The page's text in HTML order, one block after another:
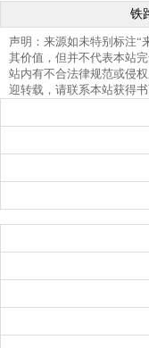
铁
声明：来源如未特别标注“
其价值，但并不代表本站
站内有不合法律规范或侵
迎转载，请联系本站获得书